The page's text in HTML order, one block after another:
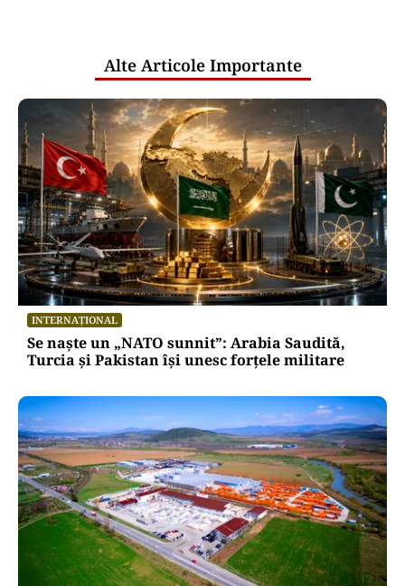
Alte Articole Importante
INTERNAȚIONAL
Se naște un „NATO sunnit”: Arabia Saudită,
Turcia și Pakistan își unesc forțele militare